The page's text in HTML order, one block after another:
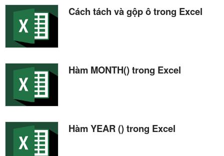
Cách tách và gộp ô trong Excel
Hàm MONTH() trong Excel
Hàm YEAR () trong Excel